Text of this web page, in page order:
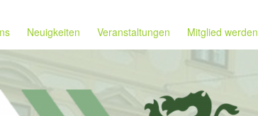
Neuigkeiten Veranstaltungen Mitglied werden